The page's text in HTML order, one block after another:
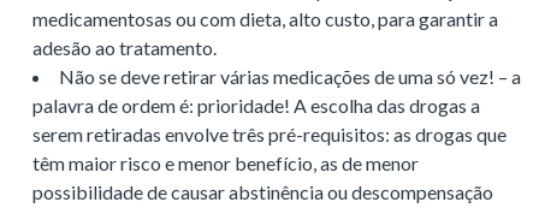
medicamentosas ou com dieta, alto custo, para garantir a
adesão ao tratamento.
Não se deve retirar várias medicações de uma só vez! – a
palavra de ordem é: prioridade! A escolha das drogas a
serem retiradas envolve três pré-requisitos: as drogas que
têm maior risco e menor benefício, as de menor
possibilidade de causar abstinência ou descompensação